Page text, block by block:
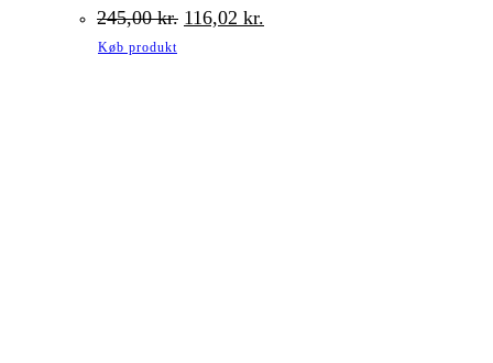
245,00kr. Den
oprindelige
116,02 kr.
aktuelle
Køb produkt